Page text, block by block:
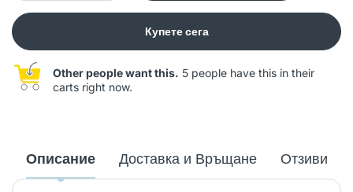
Купете сега
Other people want this. 5 people have this in their
carts right now.
Описание Доставка и Връщане Отзиви